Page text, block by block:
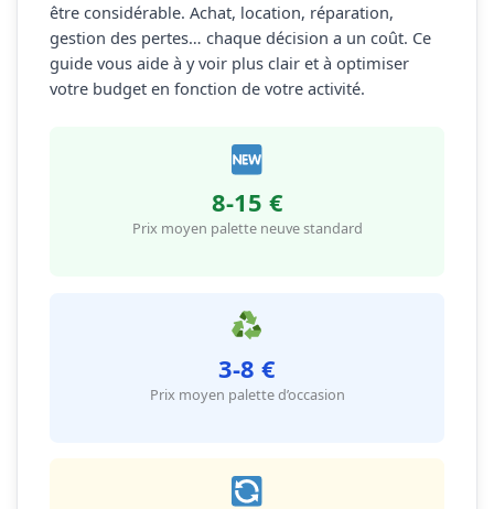
être considérable. Achat, location, réparation,
gestion des pertes… chaque décision a un coût. Ce
guide vous aide à y voir plus clair et à optimiser
votre budget en fonction de votre activité.
8-15 €
Prix moyen palette neuve standard
3-8 €
Prix moyen palette d’occasion